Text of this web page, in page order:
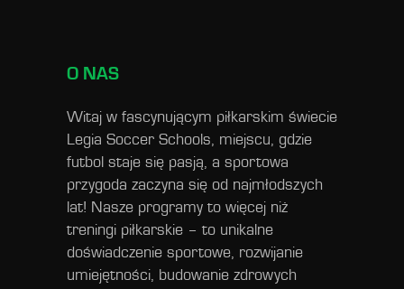
O NAS
Witaj w fascynującym piłkarskim świecie
Legia Soccer Schools, miejscu, gdzie
futbol staje się pasją, a sportowa
przygoda zaczyna się od najmłodszych
lat! Nasze programy to więcej niż
treningi piłkarskie – to unikalne
doświadczenie sportowe, rozwijanie
umiejętności, budowanie zdrowych